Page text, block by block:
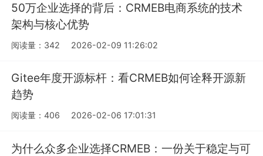
50万企业选择的背后：CRMEB电商系统的技术
架构与核心优势
阅读量：342 2026-02-09 11:26:02
Gitee年度开源标杆：看CRMEB如何诠释开源新
趋势
阅读量：406 2026-02-06 17:01:31
为什么众多企业选择CRMEB：一份关于稳定与可